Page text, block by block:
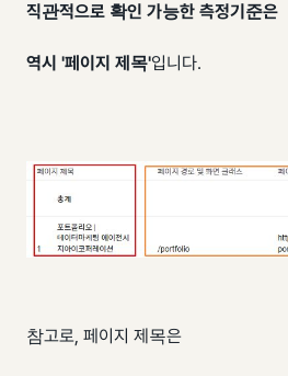
직관적으로 확인 가능한 측정기준은
역시 '페이지 제목'입니다.
참고로, 페이지 제목은